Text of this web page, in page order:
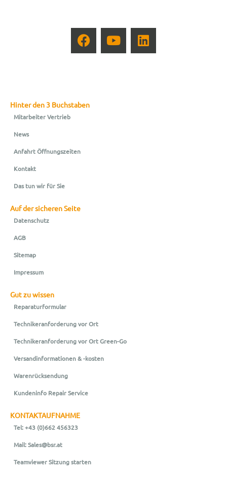
Hinter den 3 Buchstaben
Mitarbeiter Vertrieb
News
Anfahrt Öffnungszeiten
Kontakt
Das tun wir für Sie
Auf der sicheren Seite
Datenschutz
AGB
Sitemap
Impressum
Gut zu wissen
Reparaturformular
Technikeranforderung vor Ort
Technikeranforderung vor Ort Green-Go
Versandinformationen & -kosten
Warenrücksendung
Kundeninfo Repair Service
KONTAKTAUFNAHME
Tel: +43 (0)662 456323
Mail: Sales@bsr.at
Teamviewer Sitzung starten